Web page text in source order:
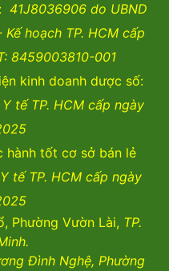
41J8036906 do UBND
hoạch TP. HCM cấp
8459003810-001
kinh doanh dược số:
tế TP. HCM cấp ngày
hành tốt cơ sở bán lẻ
tế TP. HCM cấp ngày
Phường Vườn Lài, TP.
Đình Nghệ, Phường